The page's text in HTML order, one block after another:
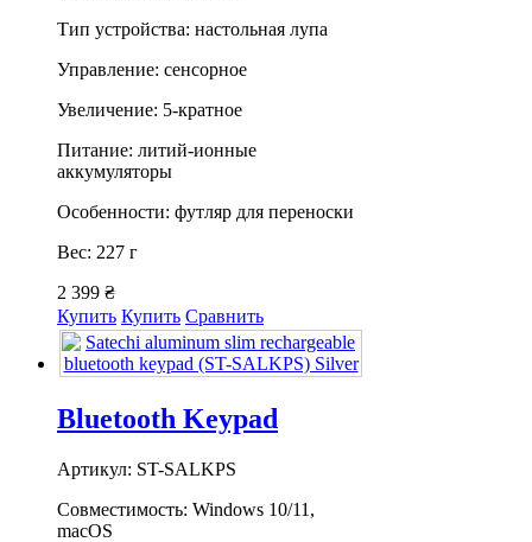
Тип устройства: настольная лупа
Управление: сенсорное
Увеличение: 5-кратное
Питание: литий-ионные
аккумуляторы
Особенности: футляр для переноски
Вес: 227 г
2 399 ₴
Купить Купить Сравнить
Bluetooth Keypad
Артикул: ST-SALKPS
Совместимость: Windows 10/11,
macOS